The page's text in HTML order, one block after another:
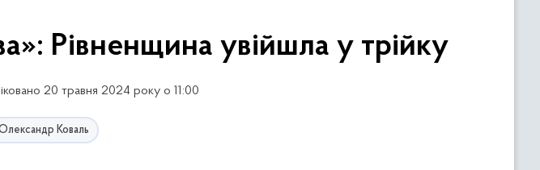
Рівненщина увійшла у трійку
20 травня 2024 року о 11:00
Коваль